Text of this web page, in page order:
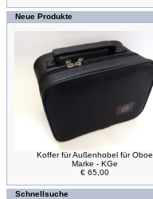
Neue Produkte
Koffer für Außenhobel für Oboe
Marke - KGe
€ 65,00
Schnellsuche